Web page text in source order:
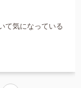
て気になっている